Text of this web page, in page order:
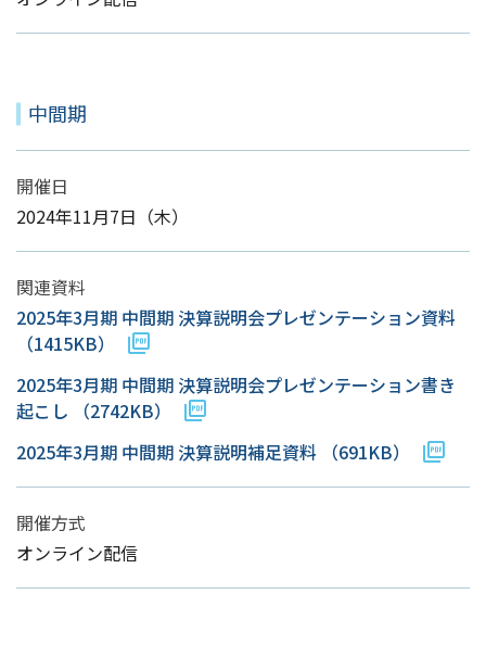
中間期
開催日
2024年11月7日（木）
関連資料
2025年3月期 中間期 決算説明会プレゼンテーション資料
（1415KB）
2025年3月期 中間期 決算説明会プレゼンテーション書き
起こし
（2742KB）
2025年3月期 中間期 決算説明補足資料
（691KB）
開催方式
オンライン配信